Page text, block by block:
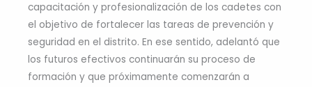
capacitación y profesionalización de los cadetes con
el objetivo de fortalecer las tareas de prevención y
seguridad en el distrito. En ese sentido, adelantó que
los futuros efectivos continuarán su proceso de
formación y que próximamente comenzarán a